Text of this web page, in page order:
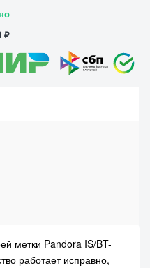
₽
метки Pandora IS/BT-
работает исправно,